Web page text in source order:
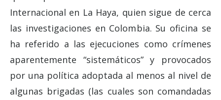
Internacional en La Haya, quien sigue de cerca
las investigaciones en Colombia. Su oficina se
ha referido a las ejecuciones como crímenes
aparentemente “sistemáticos” y provocados
por una política adoptada al menos al nivel de
algunas brigadas (las cuales son comandadas